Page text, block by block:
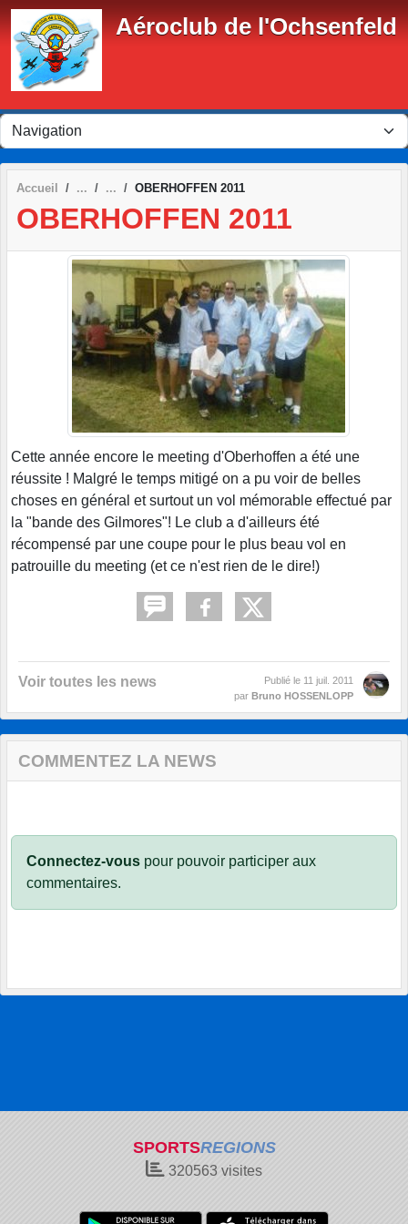
Aéroclub de l'Ochsenfeld
Accueil OBERHOFFEN 2011
OBERHOFFEN 2011
Cette année encore le meeting d'Oberhoffen a été une
réussite ! Malgré le temps mitigé on a pu voir de belles
choses en général et surtout un vol mémorable effectué par
la "bande des Gilmores"! Le club a d'ailleurs été
récompensé par une coupe pour le plus beau vol en
patrouille du meeting (et ce n'est rien de le dire!)
Voir toutes les news Publié le 11 juil. 2011
par Bruno HOSSENLOPP
COMMENTEZ LA NEWS
Connectez-vous pour pouvoir participer aux
commentaires.
SPORTSREGIONS
320563 visites
Panneau de gestion des cookies